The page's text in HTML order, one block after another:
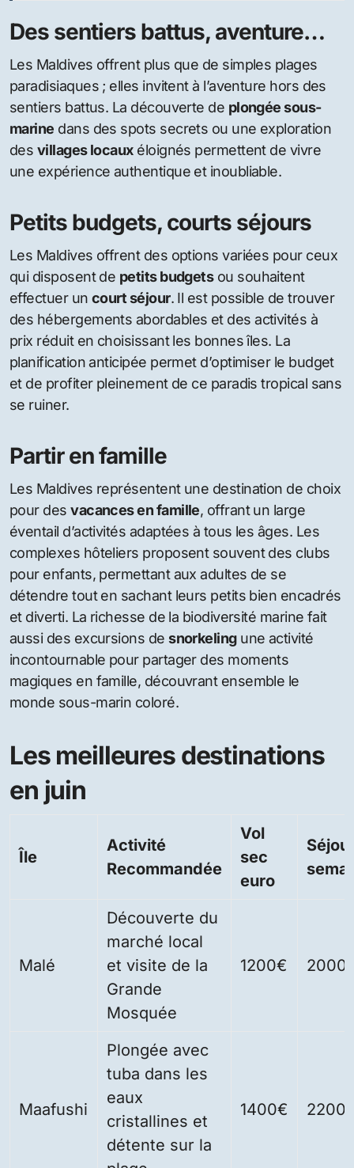
Des sentiers battus, aventure…
Les Maldives offrent plus que de simples plages
paradisiaques ; elles invitent à l’aventure hors des
sentiers battus. La découverte de plongée sous-
marine dans des spots secrets ou une exploration
des villages locauxéloignés permettent de vivre
une expérience authentique et inoubliable.
Petits budgets, courts séjours
Les Maldives offrent des options variées pour ceux
qui disposent de petits budgetsou souhaitent
effectuer un court séjour. Il est possible de trouver
des hébergements abordables et des activités à
prix réduit en choisissant les bonnes îles. La
planification anticipée permet d’optimiser le budget
et de profiter pleinement de ce paradis tropical sans
se ruiner.
Partir en famille
Les Maldives représentent une destination de choix
pour desvacances en famille, offrant un large
éventail d’activités adaptées à tous les âges. Les
complexes hôteliers proposent souvent des clubs
pour enfants, permettant aux adultes de se
détendre tout en sachant leurs petits bien encadrés
et diverti. La richesse de la biodiversité marine fait
aussi des excursions desnorkelingune activité
incontournable pour partager des moments
magiques en famille, découvrant ensemble le
monde sous-marin coloré.
Les meilleures destinations
en juin
Île
Activité
Recommandée
Vol
sec
euro
Malé
Découverte du
marché local
et visite de la
Grande
Mosquée
1200€
Maafushi
Plongée avec
tuba dans les
eaux
cristallines et
détente sur la
1400€